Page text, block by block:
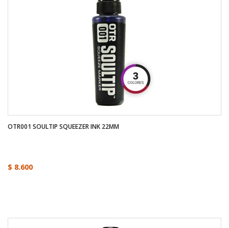
OTR001 SOULTIP SQUEEZER INK 22MM
$ 8.600